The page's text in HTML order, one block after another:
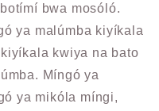
bwa mosóló.
ya malúmba kiyíkala
kwiya na bato
Míngó ya
ya mikóla míngi,